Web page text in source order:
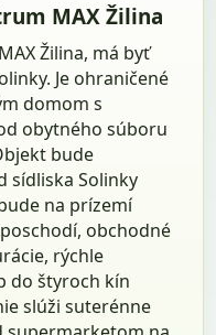
MAX Žilina
Žilina, má byť
Je ohraničené
domom s
obytného súboru
bude
sídliska Solinky
na prízemí
obchodné
rýchle
do štyroch kín
slúži suterénne